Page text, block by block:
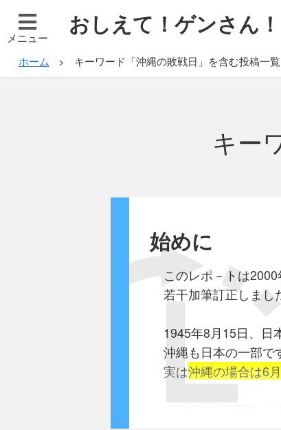
メニュー おしえて！ゲンさん！
ホーム キーワード「沖縄の敗戦日」を含む投稿一覧
キー
始めに
このレポ－トは
若干加筆訂正しまし
1945年8月15日、日
沖縄も日本の一部で
実は沖縄の場合は6
4月1日に｢嘉手納｣